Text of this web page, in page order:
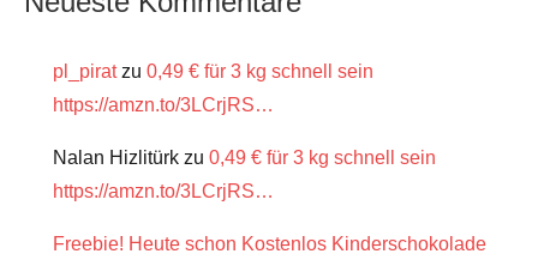
pl_piratzu 0,49 € für 3 kg schnell sein
https://amzn.to/3LCrjRS…
Nalan Hizlitürk zu 0,49 € für 3 kg schnell sein
https://amzn.to/3LCrjRS…
Freebie! Heute schon Kostenlos Kinderschokolade